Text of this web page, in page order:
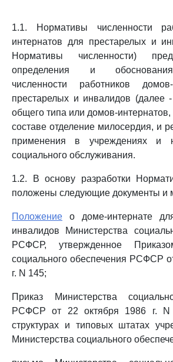
1.1. Нормативы численности
интернатов для престарелых и
Нормативы численности)
определения и
численности работников
престарелых и инвалидов (далее
общего типа или домов-
составе отделение милосердия, и
применения в учреждениях и
социального обслуживания.
1.2. В основу разработки
положены следующие документы и
Положение о доме-интернате
инвалидов Министерства
РСФСР, утвержденное
социального обеспечения РСФСР
г. N 145;
Приказ Министерства
РСФСР от 22 октября 1986 г.
структурах и типовых штатах
Министерства социального